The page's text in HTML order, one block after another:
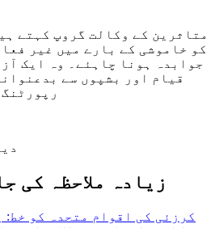
متاثرین کے وکالت گروپ کہتے
کو خاموشی کے بارے میں غیر
جوابدہ ہونا چاہئے۔ وہ ایک
قیام اور بشپوں سے
زیادہ ملاحظہ کی
کرزئی کی اقوام متحدہ کو خط: